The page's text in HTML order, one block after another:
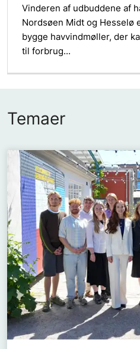
Vinderen af udbuddene af
Nordsøen Midt og Hesselø
bygge havvindmøller, der
til forbrug...
Temaer